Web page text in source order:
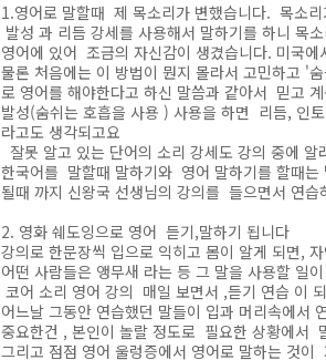
1.영어로 말할때 제 목소리가 변했습니다. 목소
발성 과 리듬 강세를 사용해서 말하기를 하니 목
영어에 있어 조금의 자신감이 생겼습니다. 미국
물론 처음에는 이 방법이 뭔지 몰라서 고민하고 '
로 영어를 해야한다고 하신 말씀과 같아서 믿고
발성(숨쉬는 호흡을 사용 ) 사용을 하면 리듬, 인
라고도 생각되고요
잘못 알고 있는 단어의 소리 강세도 강의 중에
한국어를 말할때 말하기와 영어 말하기를 할때
될때 까지 신왕국 선생님의 강의를 들으면서 연습
2. 영화 쉐도잉으로 영어 듣기,말하기 됩니다
강의로 한문장씩 입으로 익히고 몸이 알게 되면,
어떤 사람들은 앵무새 라는 등 그 말을 사용할 일
코어 소리 영어 강의 매일 보면서 ,듣기 연습 이
어느날 그동안 연습했던 말들이 입과 머리속에서
중요한건 , 본인이 놀랄 정도로 필요한 상황에서
그리고 점점 영어 울렁증에서 영어로 말하는 것이